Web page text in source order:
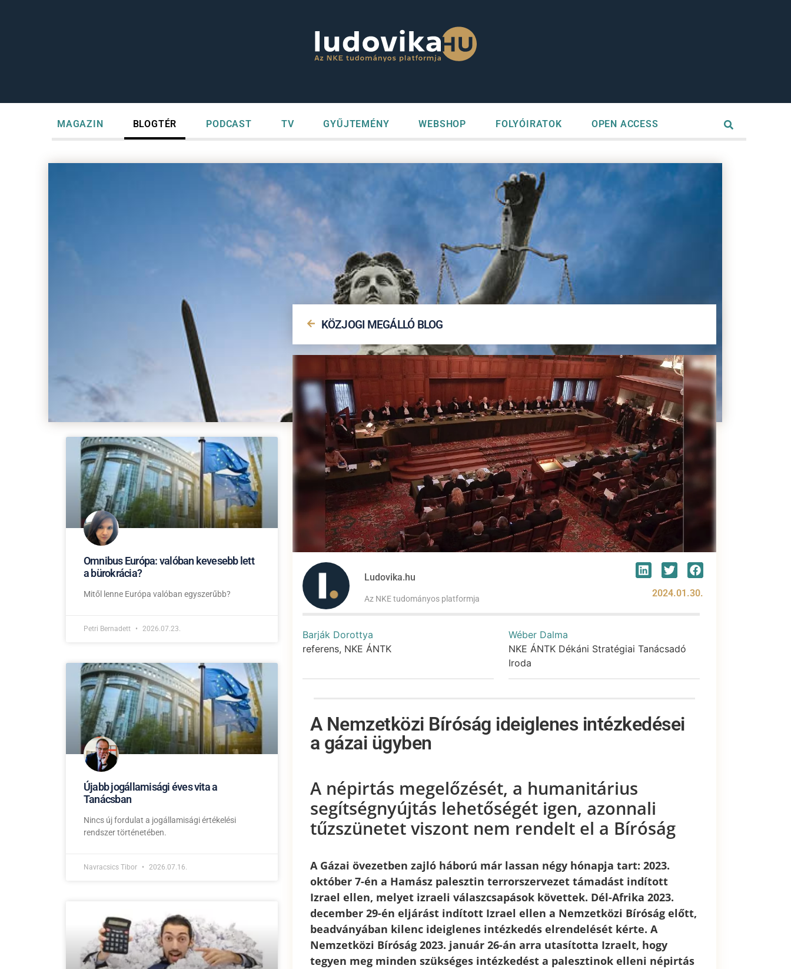
MAGAZIN BLOGTÉR PODCAST TV GYŰJTEMÉNY WEBSHOP FOLYÓIRATOK OPEN ACCESS
Omnibus Európa: valóban kevesebb lett
a bürokrácia?
Mitől lenne Európa valóban egyszerűbb?
Petri Bernadett 2026.07.23.
Újabb jogállamisági éves vita a
Tanácsban
Nincs új fordulat a jogállamisági értékelési
rendszer történetében.
Navracsics Tibor 2026.07.16.
KÖZJOGI MEGÁLLÓ BLOG
Ludovika.hu
Az NKE tudományos platformja
Barják Dorottya
referens, NKE ÁNTK
Wéber Dalma
NKE ÁNTK Dékáni Stratégiai Tanácsadó
Iroda
2024.01.30.
A Nemzetközi Bíróság ideiglenes intézkedései
a gázai ügyben
A népirtás megelőzését, a humanitárius
segítségnyújtás lehetőségét igen, azonnali
tűzszünetet viszont nem rendelt el a Bíróság
A Gázai övezetben zajló háború már lassan négy hónapja tart: 2023.
október 7-én a Hamász palesztin terrorszervezet támadást indított
Izrael ellen, melyet izraeli válaszcsapások követtek. Dél-Afrika 2023.
december 29-én eljárást indított Izrael ellen a Nemzetközi Bíróság előtt,
beadványában kilenc ideiglenes intézkedés elrendelését kérte. A
Nemzetközi Bíróság 2023. január 26-án arra utasította Izraelt, hogy
tegyen meg minden szükséges intézkedést a palesztinok elleni népirtás